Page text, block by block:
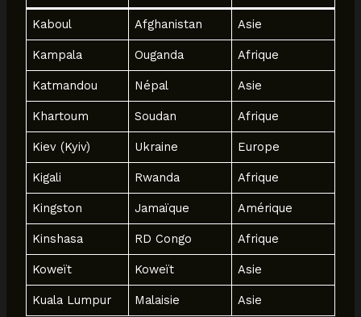
Kaboul Afghanistan Asie
Kampala Ouganda Afrique
Katmandou Népal Asie
Khartoum Soudan Afrique
Kiev (Kyiv) Ukraine Europe
Kigali Rwanda Afrique
Kingston Jamaïque Amérique
Kinshasa RD Congo Afrique
Koweït Koweït Asie
Kuala Lumpur Malaisie Asie